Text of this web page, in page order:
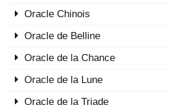
Oracle Chinois
Oracle de Belline
Oracle de la Chance
Oracle de la Lune
Oracle de la Triade